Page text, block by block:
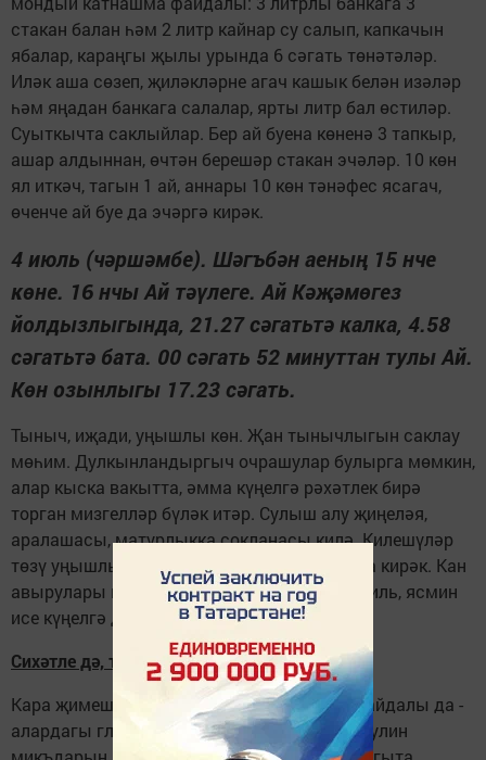
стакан балан һәм 2 литр кайнар су салып, капкачын
ябалар, караңгы җылы урында 6 сәгать төнәтәләр.
Иләк аша сөзеп, җиләкләрне агач кашык белән изәләр
һәм яңадан банкага салалар, ярты литр бал өстиләр.
Суыткычта саклыйлар. Бер ай буена көненә 3 тапкыр,
ашар алдыннан, өчтән берешәр стакан эчәләр. 10 көн
ял иткәч, тагын 1 ай, аннары 10 көн тәнәфес ясагач,
өченче ай буе да эчәргә кирәк.
4 июль (чәршәмбе). Шәгъбән аеның 15 нче
көне. 16 нчы Ай тәүлеге. Ай Кәҗәмөгез
йолдызлыгында, 21.27 сәгатьтә калка, 4.58
сәгатьтә бата. 00 сәгать 52 минуттан тулы Ай.
Көн озынлыгы 17.23 сәгать.
Тыныч, иҗади, уңышлы көн. Җан тынычлыгын саклау
мөһим. Дулкынландыргыч очрашулар булырга мөмкин,
алар кыска вакытта, әмма күңелгә рәхәтлек бирә
торган мизгелләр бүләк итәр. Сулыш алу җиңеләя,
аралашасы, матурлыкка сокланасы килә. Килешүләр
төзү уңышлы. Беркемгә дә үпкә сакламаска кирәк. Кан
авырулары кискенләшү ихтималы бар. Ваниль, ясмин
исе күңелгә дәрт өсти.
Сихәтле дә, тәмле дә
Кара җимеш, йөзем, күрәгә бик тәмле дә, файдалы да -
алардагы глюкоза һәм фруктоза канда инсулин